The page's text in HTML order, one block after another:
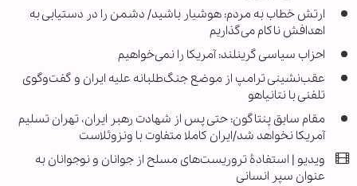
ارتش خطاب به مردم: هوشیار باشید/ دشمن را در دستیابی به
اهدافش ناکام می‌گذاریم
احزاب سیاسی گرینلند: آمریکا را نمی‌خواهیم
عقب‌نشینی ترامپ از موضع جنگ‌طلبانه علیه ایران و گفت‌وگوی
تلفنی با نتانیاهو
مقام سابق پنتاگون: حتی پس از شهادت رهبر ایران، تهران تسلیم
آمریکا نخواهد شد/ایران کاملا متفاوت با ونزوئلاست
ویدیو | استفادۀ تروریست‌های مسلح از جوانان و نوجوانان به
عنوان سپر انسانی